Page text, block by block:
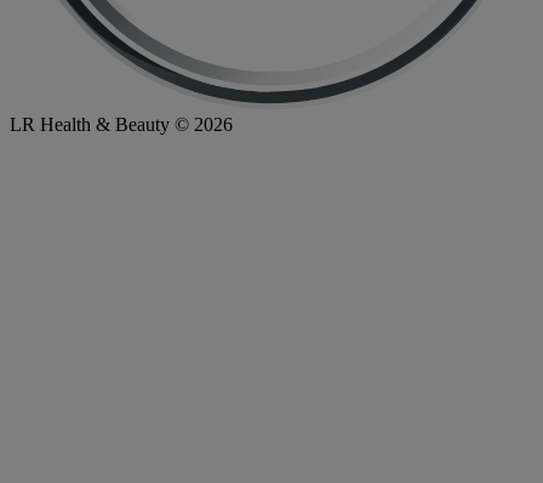
LR Health & Beauty © 2026